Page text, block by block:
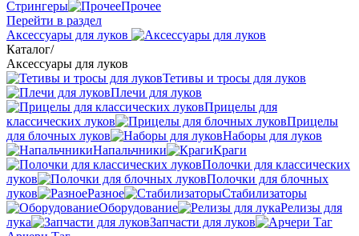
Стрингеры
Прочее
Перейти в раздел
Аксессуары для луков
Каталог/
Аксессуары для луков
Тетивы и тросы для луков
Плечи для луков
Прицелы для
классических луков
Прицелы
для блочных луков
Наборы для луков
Напальчники
Краги
Полочки для классических
луков
Полочки для блочных
луков
Разное
Стабилизаторы
Оборудование
Релизы для
лука
Запчасти для луков